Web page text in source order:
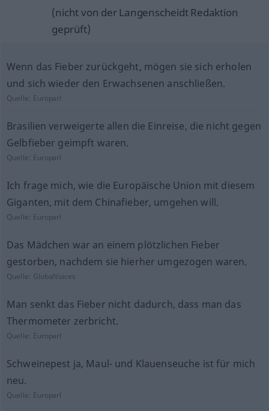
(nicht von der Langenscheidt Redaktion
geprüft)
Wenn das Fieber zurückgeht, mögen sie sich erholen
und sich wieder den Erwachsenen anschließen.
Quelle: Europarl
Brasilien verweigerte allen die Einreise, die nicht gegen
Gelbfieber geimpft waren.
Quelle: Europarl
Ich frage mich, wie die Europäische Union mit diesem
Giganten, mit dem Chinafieber, umgehen will.
Quelle: Europarl
Das Mädchen war an einem plötzlichen Fieber
gestorben, nachdem sie hierher umgezogen waren.
Quelle: GlobalVoices
Man senkt das Fieber nicht dadurch, dass man das
Thermometer zerbricht.
Quelle: Europarl
Schweinepest ja, Maul- und Klauenseuche ist für mich
neu.
Quelle: Europarl